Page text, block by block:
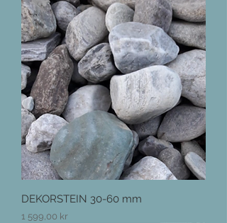
DEKORSTEIN 30-60 mm
Pris
1 599,00 kr